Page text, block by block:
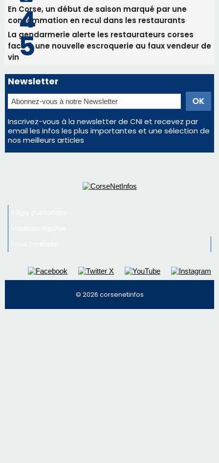
Inscrivez-vous à la newsletter de CNI et recevez par
email les infos les plus importantes et une sélection de
nos meilleurs articles
Régie publicitaire
Nous contacter
© 2026 corsenetinfos